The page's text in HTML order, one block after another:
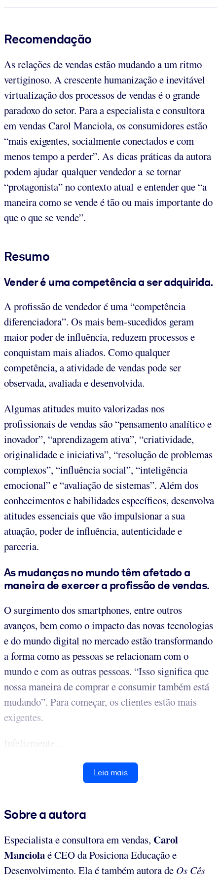
Recomendação
As relações de vendas estão mudando a um ritmo
vertiginoso. A crescente humanização e inevitável
virtualização dos processos de vendas é o grande
paradoxo do setor. Para a especialista e consultora
em vendas Carol Manciola, os consumidores estão
“mais exigentes, socialmente conectados e com
menos tempo a perder”. As dicas práticas da autora
podem ajudar qualquer vendedor a se tornar
“protagonista” no contexto atual e entender que “a
maneira como se vende é tão ou mais importante do
que o que se vende”.
Resumo
Vender é uma competência a ser adquirida.
A profissão de vendedor é uma “competência
diferenciadora”. Os mais bem-sucedidos geram
maior poder de influência, reduzem processos e
conquistam mais aliados. Como qualquer
competência, a atividade de vendas pode ser
observada, avaliada e desenvolvida.
Algumas atitudes muito valorizadas nos
profissionais de vendas são “pensamento analítico e
inovador”, “aprendizagem ativa”, “criatividade,
originalidade e iniciativa”, “resolução de problemas
complexos”, “influência social”, “inteligência
emocional” e “avaliação de sistemas”. Além dos
conhecimentos e habilidades específicos, desenvolva
atitudes essenciais que vão impulsionar a sua
atuação, poder de influência, autenticidade e
parceria.
As mudanças no mundo têm afetado a
maneira de exercer a profissão de vendas.
O surgimento dos smartphones, entre outros
avanços, bem como o impacto das novas tecnologias
e do mundo digital no mercado estão transformando
a forma como as pessoas se relacionam com o
mundo e com as outras pessoas. “Isso significa que
nossa maneira de comprar e consumir também está
mudando”. Para começar, os clientes estão mais
exigentes.
Infelizmente...
Leia mais
Sobre a autora
Especialista e consultora em vendas, Carol
Manciolaé CEO da Posiciona Educação e
Desenvolvimento. Ela é também autora de Os Cês